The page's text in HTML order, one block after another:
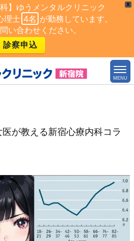
X
】ゆうメンタルクリニック
理士 4名 が勤務しています。
い合わせください。
診察申込
MENU
が教える新宿心療内科コラ